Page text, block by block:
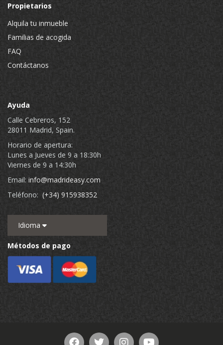
Propietarios
Alquila tu inmueble
Familias de acogida
FAQ
Contáctanos
Ayuda
Calle Cebreros, 152
28011 Madrid, Spain.
Horario de apertura:
Lunes a Jueves de 9 a 18:30h
Viernes de 9 a 14:30h
Email: info@madrideasy.com
Teléfono: (+34) 915938352
Idioma
Métodos de pago